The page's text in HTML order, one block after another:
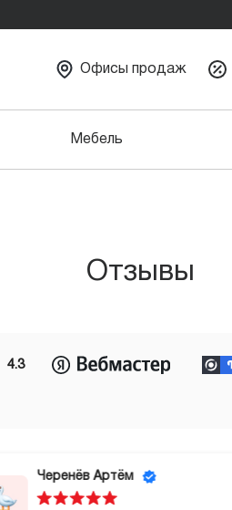
Офисы продаж
Мебель
Отзывы
4.3
Черенёв Артём